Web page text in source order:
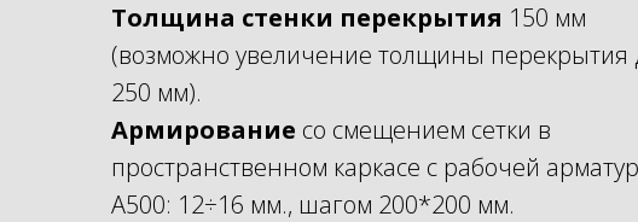
Толщина стенки перекрытия 150 мм
(возможно увеличение толщины перекрытия
250 мм).
Армирование со смещением сетки в
пространственном каркасе с рабочей
А500: 12÷16 мм., шагом 200*200 мм.